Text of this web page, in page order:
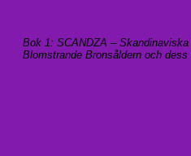
Bok 1: SCANDZA –
Blomstrande Bronsåldern och dess